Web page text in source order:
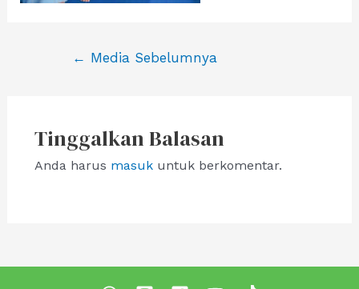
Navigasi
← Media Sebelumnya
Tinggalkan Balasan
Anda harus masukuntuk berkomentar.